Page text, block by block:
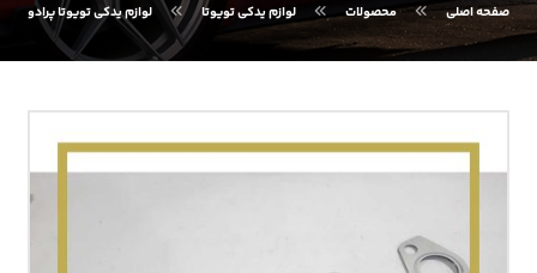
صفحه اصلی محصولات لوازم یدکی تویوتا لوازم یدکی تویوتا پرادو